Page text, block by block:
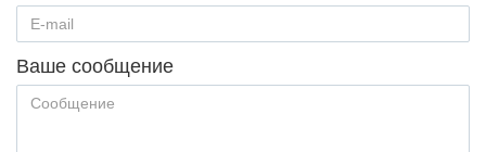
Ваше сообщение